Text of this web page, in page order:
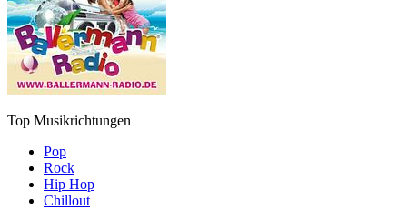
Top Musikrichtungen
Pop
Rock
Hip Hop
Chillout